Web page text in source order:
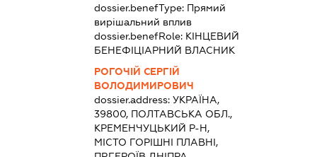
dossier.benefType: Прямий
вирішальний вплив
dossier.benefRole: КІНЦЕВИЙ
БЕНЕФІЦІАРНИЙ ВЛАСНИК
РОГОЧІЙ СЕРГІЙ
ВОЛОДИМИРОВИЧ
dossier.address:УКРАЇНА,
39800, ПОЛТАВСЬКА ОБЛ.,
КРЕМЕНЧУЦЬКИЙ Р-Н,
МІСТО ГОРІШНІ ПЛАВНІ,